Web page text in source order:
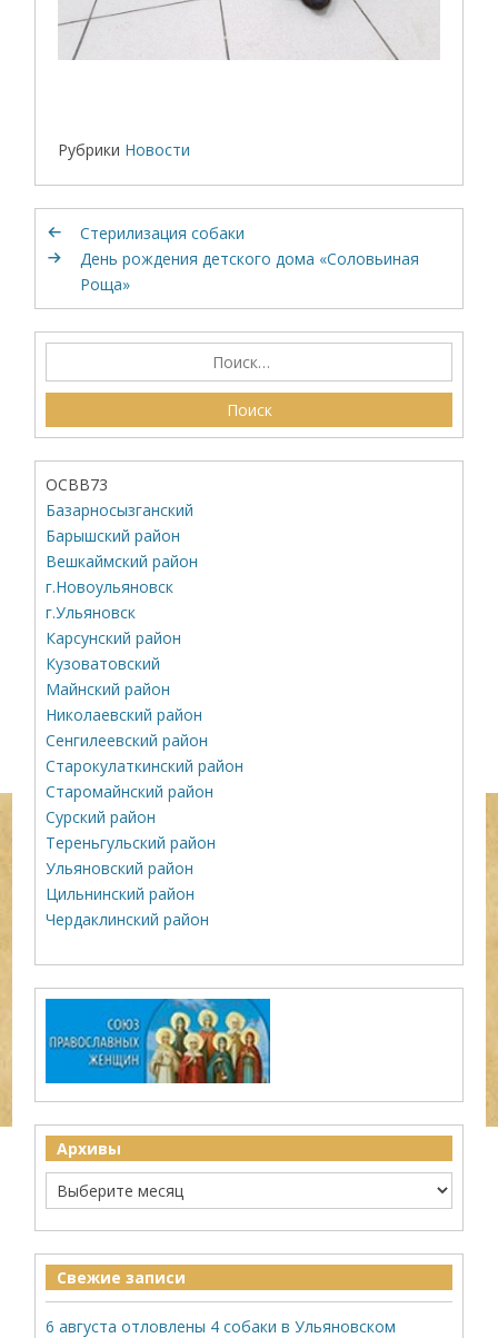
Рубрики Новости
Стерилизация собаки
День рождения детского дома «Соловьиная
Роща»
ОСВВ73
Базарносызганский
Барышский район
Вешкаймский район
г.Новоульяновск
г.Ульяновск
Карсунский район
Кузоватовский
Майнский район
Николаевский район
Сенгилеевский район
Старокулаткинский район
Старомайнский район
Сурский район
Тереньгульский район
Ульяновский район
Цильнинский район
Чердаклинский район
Архивы
Свежие записи
6 августа отловлены 4 собаки в Ульяновском